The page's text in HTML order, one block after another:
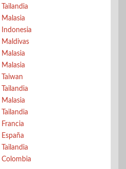
Tailandia
Malasia
Indonesia
Maldivas
Malasia
Malasia
Taiwan
Tailandia
Malasia
Tailandia
Francia
España
Tailandia
Colombia